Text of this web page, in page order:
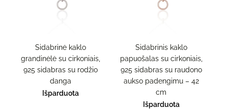
Sidabrinė kaklo
grandinėlė su cirkoniais,
925 sidabras su rodžio
danga
Išparduota
Sidabrinis kaklo
papuošalas su cirkoniais,
925 sidabras su raudono
aukso padengimu – 42
cm
Išparduota